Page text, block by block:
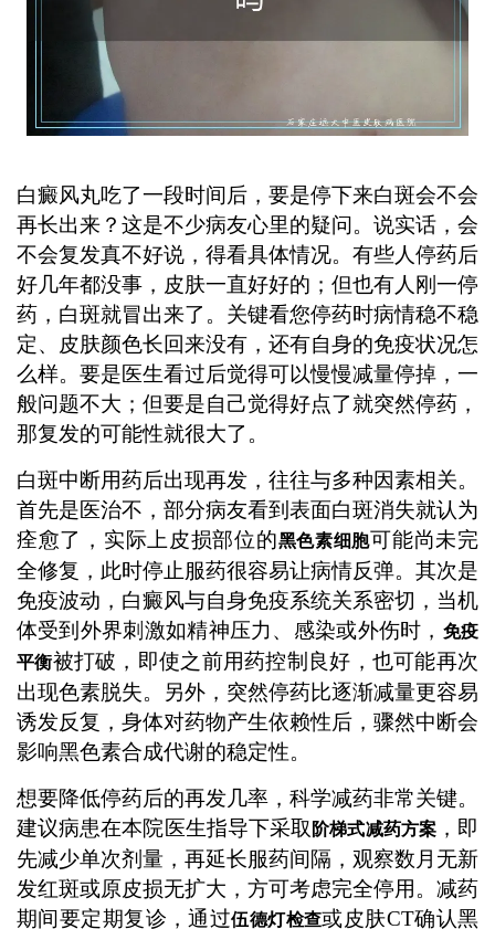
白癜风丸吃了一段时间后，要是停下来白斑会不会
再长出来？这是不少病友心里的疑问。说实话，会
不会复发真不好说，得看具体情况。有些人停药后
好几年都没事，皮肤一直好好的；但也有人刚一停
药，白斑就冒出来了。关键看您停药时病情稳不稳
定、皮肤颜色长回来没有，还有自身的免疫状况怎
么样。要是医生看过后觉得可以慢慢减量停掉，一
般问题不大；但要是自己觉得好点了就突然停药，
那复发的可能性就很大了。
白斑中断用药后出现再发，往往与多种因素相关。
首先是医治不，部分病友看到表面白斑消失就认为
痊愈了，实际上皮损部位的黑色素细胞可能尚未完
全修复，此时停止服药很容易让病情反弹。其次是
免疫波动，白癜风与自身免疫系统关系密切，当机
体受到外界刺激如精神压力、感染或外伤时， 免疫
平衡被打破，即使之前用药控制良好，也可能再次
出现色素脱失。另外，突然停药比逐渐减量更容易
诱发反复，身体对药物产生依赖性后，骤然中断会
影响黑色素合成代谢的稳定性。
想要降低停药后的再发几率，科学减药非常关键。
建议病患在本院医生指导下采取 阶梯式减药方案 ，即
先减少单次剂量，再延长服药间隔，观察数月无新
发红斑或原皮损无扩大，方可考虑完全停用。减药
期间要定期复诊，通过伍德灯检查或皮肤CT确认黑